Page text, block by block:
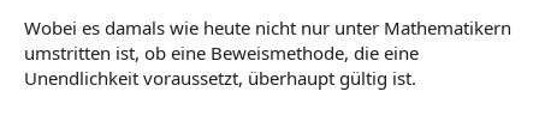
Wobei es damals wie heute nicht nur unter Mathematikern
umstritten ist, ob eine Beweismethode, die eine
Unendlichkeit voraussetzt, überhaupt gültig ist.